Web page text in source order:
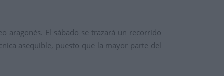
aragonés. El sábado se trazará un recorrido
asequible, puesto que la mayor parte del